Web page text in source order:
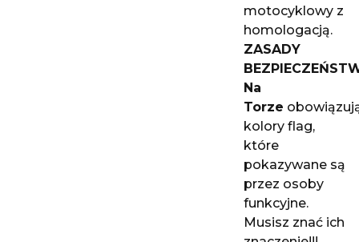
motocyklowy z
homologacją.
ZASADY
Na
Torze
kolory flag,
które
pokazywane są
przez osoby
funkcyjne.
Musisz znać ich